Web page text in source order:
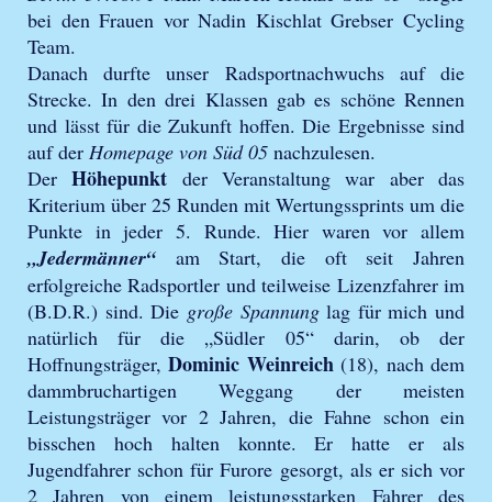
bei den Frauen vor Nadin Kischlat Grebser Cycling
Team.
Danach durfte unser Radsportnachwuchs auf die
Strecke. In den drei Klassen gab es schöne Rennen
und lässt für die Zukunft hoffen. Die Ergebnisse sind
auf der Homepage von Süd 05 nachzulesen.
DerHöhepunkt der Veranstaltung war aber das
Kriterium über 25 Runden mit Wertungssprints um die
Punkte in jeder 5. Runde. Hier waren vor allem
„Jedermänner“ am Start, die oft seit Jahren
erfolgreiche Radsportler und teilweise Lizenzfahrer im
(B.D.R.) sind. Die große Spannunglag für mich und
natürlich für die „Südler 05“ darin, ob der
Hoffnungsträger,Dominic Weinreich(18), nach dem
dammbruchartigen Weggang der meisten
Leistungsträger vor 2 Jahren, die Fahne schon ein
bisschen hoch halten konnte. Er hatte er als
Jugendfahrer schon für Furore gesorgt, als er sich vor
2 Jahren von einem leistungsstarken Fahrer des